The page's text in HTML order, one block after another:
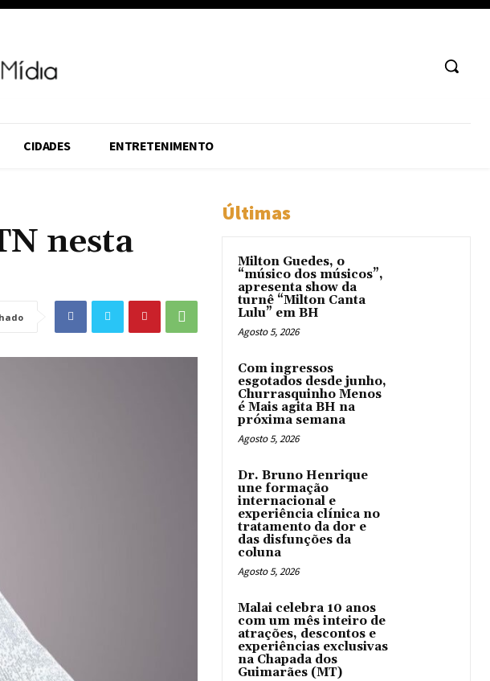
CIDADES ENTRETENIMENTO
nesta
Últimas
Milton Guedes, o
“músico dos músicos”,
apresenta show da
turnê “Milton Canta
Lulu” em BH
Agosto 5, 2026
Com ingressos
esgotados desde junho,
Churrasquinho Menos
é Mais agita BH na
próxima semana
Agosto 5, 2026
Dr. Bruno Henrique
une formação
internacional e
experiência clínica no
tratamento da dor e
das disfunções da
coluna
Agosto 5, 2026
Malai celebra 10 anos
com um mês inteiro de
atrações, descontos e
experiências exclusivas
na Chapada dos
Guimarães (MT)